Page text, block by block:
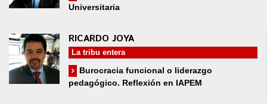
Universitaria
RICARDO JOYA
La tribu entera
Burocracia funcional o liderazgo
pedagógico. Reflexión en IAPEM